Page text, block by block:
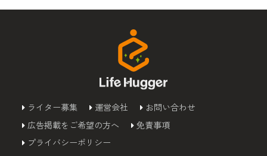
ライター募集 運営会社
お問い合わせ
広告掲載をご希望の方へ
免責事項
プライバシーポリシー